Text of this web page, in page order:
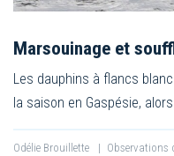
Marsouinage et
Les dauphins à flancs
la saison en Gaspésie,
Odélie Brouillette | Observations